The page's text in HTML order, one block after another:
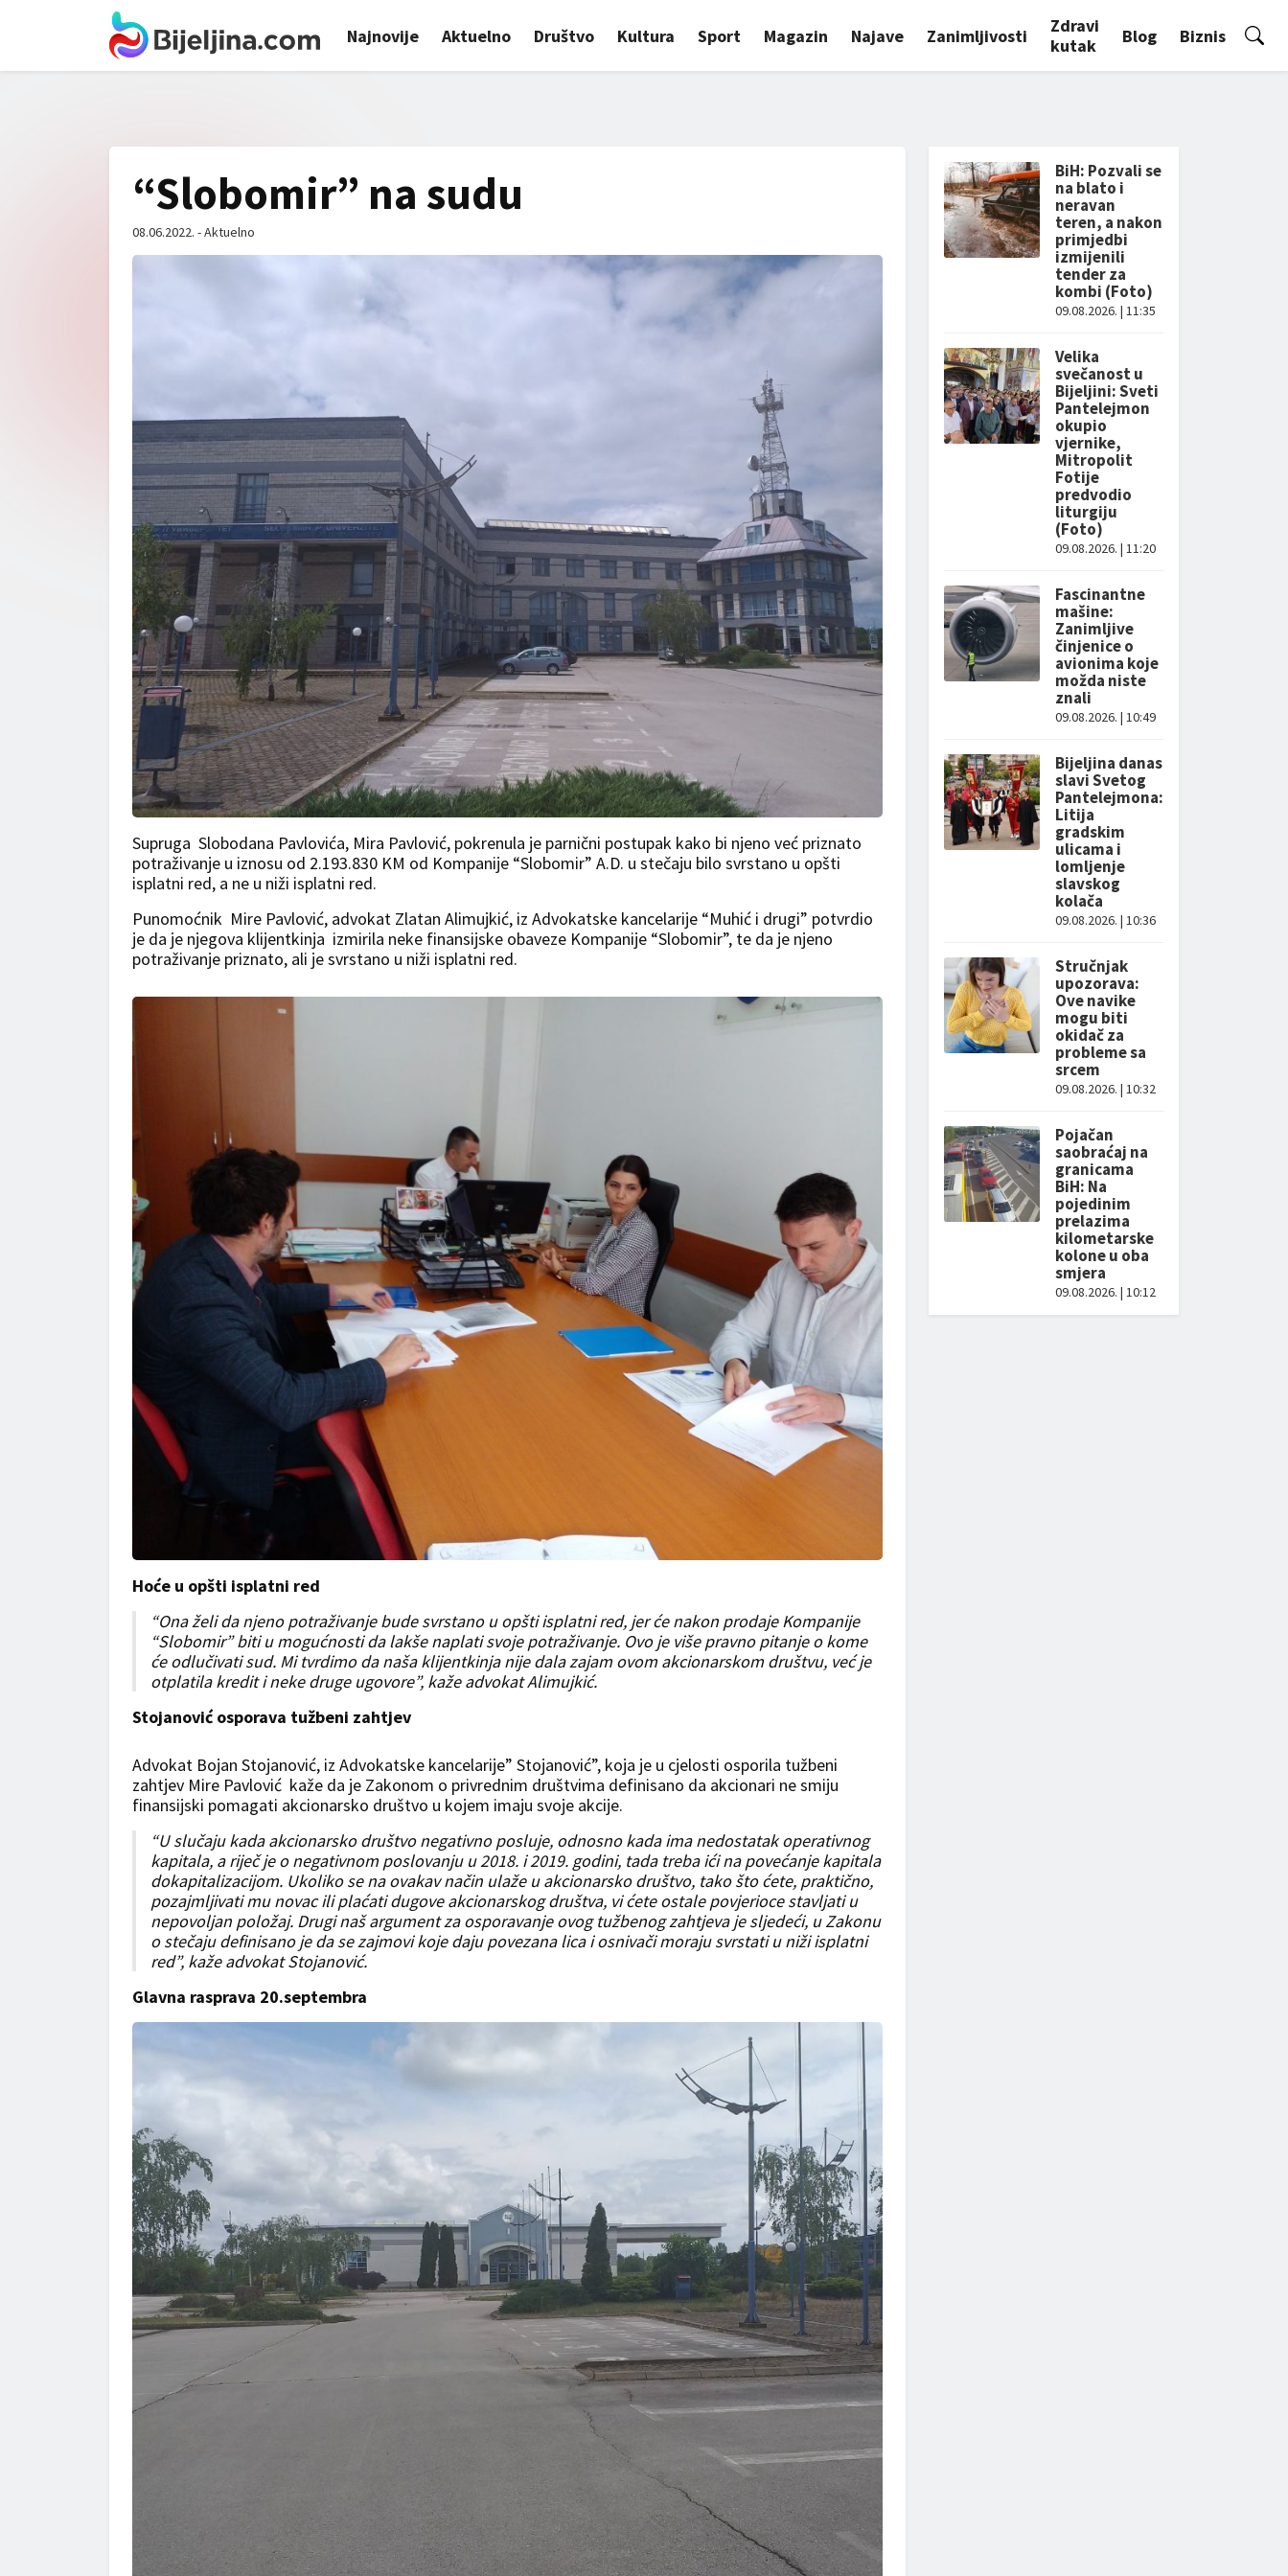
Najnovije Aktuelno Društvo Kultura Sport Magazin Najave Zanimljivosti
Zdravi
kutak
Blog Biznis
“Slobomir” na sudu
08.06.2022. - Aktuelno
Supruga Slobodana Pavlovića, Mira Pavlović, pokrenula je parnični postupak kako bi njeno već priznato
potraživanje u iznosu od 2.193.830 KM od Kompanije “Slobomir” A.D. u stečaju bilo svrstano u opšti
isplatni red, a ne u niži isplatni red.
Punomoćnik Mire Pavlović, advokat Zlatan Alimujkić, iz Advokatske kancelarije “Muhić i drugi” potvrdio
je da je njegova klijentkinja izmirila neke finansijske obaveze Kompanije “Slobomir”, te da je njeno
potraživanje priznato, ali je svrstano u niži isplatni red.
Hoće u opšti isplatni red
“Ona želi da njeno potraživanje bude svrstano u opšti isplatni red, jer će nakon prodaje Kompanije
“Slobomir” biti u mogućnosti da lakše naplati svoje potraživanje. Ovo je više pravno pitanje o kome
će odlučivati sud. Mi tvrdimo da naša klijentkinja nije dala zajam ovom akcionarskom društvu, već je
otplatila kredit i neke druge ugovore”, kaže advokat Alimujkić.
Stojanović osporava tužbeni zahtjev
Advokat Bojan Stojanović, iz Advokatske kancelarije” Stojanović”, koja je u cjelosti osporila tužbeni
zahtjev Mire Pavlović kaže da je Zakonom o privrednim društvima definisano da akcionari ne smiju
finansijski pomagati akcionarsko društvo u kojem imaju svoje akcije.
“U slučaju kada akcionarsko društvo negativno posluje, odnosno kada ima nedostatak operativnog
kapitala, a riječ je o negativnom poslovanju u 2018. i 2019. godini, tada treba ići na povećanje kapitala
dokapitalizacijom. Ukoliko se na ovakav način ulaže u akcionarsko društvo, tako što ćete, praktično,
pozajmljivati mu novac ili plaćati dugove akcionarskog društva, vi ćete ostale povjerioce stavljati u
nepovoljan položaj. Drugi naš argument za osporavanje ovog tužbenog zahtjeva je sljedeći, u Zakonu
o stečaju definisano je da se zajmovi koje daju povezana lica i osnivači moraju svrstati u niži isplatni
red”, kaže advokat Stojanović.
Glavna rasprava 20.septembra
BiH: Pozvali se
na blato i
neravan
teren, a nakon
primjedbi
izmijenili
tender za
kombi (Foto)
09.08.2026. | 11:35
Velika
svečanost u
Bijeljini: Sveti
Pantelejmon
okupio
vjernike,
Mitropolit
Fotije
predvodio
liturgiju
(Foto)
09.08.2026. | 11:20
Fascinantne
mašine:
Zanimljive
činjenice o
avionima koje
možda niste
znali
09.08.2026. | 10:49
Bijeljina danas
slavi Svetog
Pantelejmona:
Litija
gradskim
ulicama i
lomljenje
slavskog
kolača
09.08.2026. | 10:36
Stručnjak
upozorava:
Ove navike
mogu biti
okidač za
probleme sa
srcem
09.08.2026. | 10:32
Pojačan
saobraćaj na
granicama
BiH: Na
pojedinim
prelazima
kilometarske
kolone u oba
smjera
09.08.2026. | 10:12